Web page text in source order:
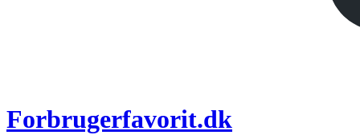
Forbrugerfavorit.dk